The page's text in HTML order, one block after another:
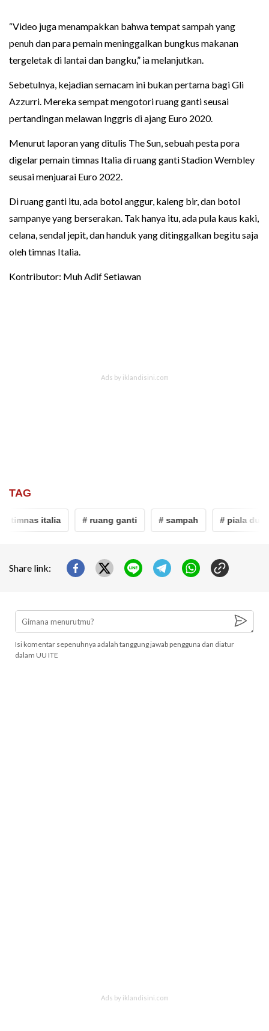
“Video juga menampakkan bahwa tempat sampah yang
penuh dan para pemain meninggalkan bungkus makanan
tergeletak di lantai dan bangku,” ia melanjutkan.
Sebetulnya, kejadian semacam ini bukan pertama bagi Gli
Azzurri. Mereka sempat mengotori ruang ganti seusai
pertandingan melawan Inggris di ajang Euro 2020.
Menurut laporan yang ditulis The Sun, sebuah pesta pora
digelar pemain timnas Italia di ruang ganti Stadion Wembley
seusai menjuarai Euro 2022.
Di ruang ganti itu, ada botol anggur, kaleng bir, dan botol
sampanye yang berserakan. Tak hanya itu, ada pula kaus kaki,
celana, sendal jepit, dan handuk yang ditinggalkan begitu saja
oleh timnas Italia.
Kontributor: Muh Adif Setiawan
TAG
timnas italia # ruang ganti # sampah # piala dunia
Share link:
Isi komentar sepenuhnya adalah tanggung jawab pengguna dan diatur
dalam UU ITE